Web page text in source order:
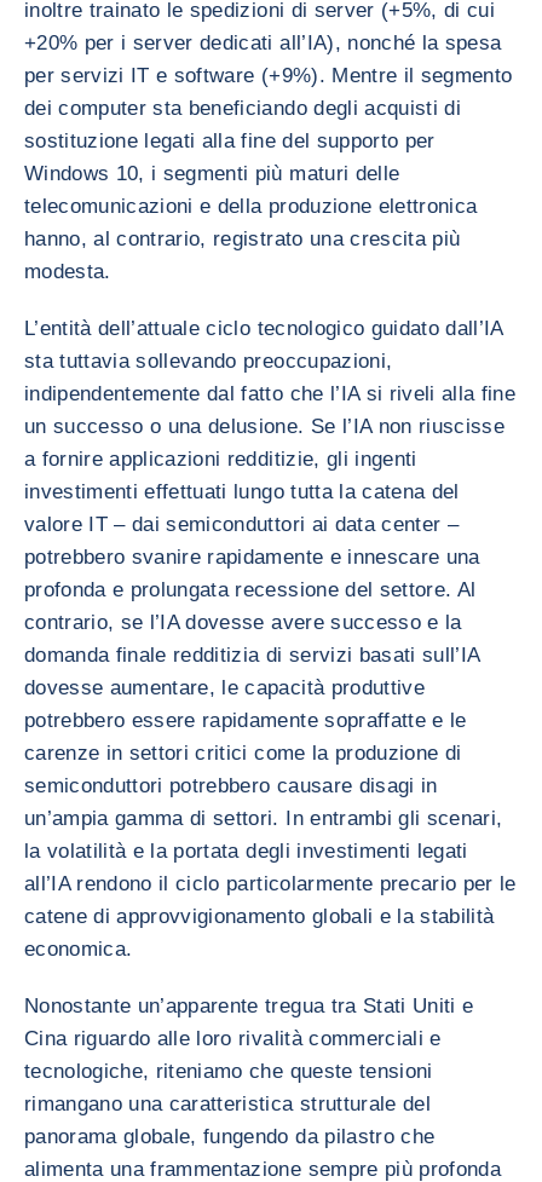
inoltre trainato le spedizioni di server (+5%, di cui
+20% per i server dedicati all’IA), nonché la spesa
per servizi IT e software (+9%). Mentre il segmento
dei computer sta beneficiando degli acquisti di
sostituzione legati alla fine del supporto per
Windows 10, i segmenti più maturi delle
telecomunicazioni e della produzione elettronica
hanno, al contrario, registrato una crescita più
modesta.
L’entità dell’attuale ciclo tecnologico guidato dall’IA
sta tuttavia sollevando preoccupazioni,
indipendentemente dal fatto che l’IA si riveli alla fine
un successo o una delusione. Se l’IA non riuscisse
a fornire applicazioni redditizie, gli ingenti
investimenti effettuati lungo tutta la catena del
valore IT – dai semiconduttori ai data center –
potrebbero svanire rapidamente e innescare una
profonda e prolungata recessione del settore. Al
contrario, se l’IA dovesse avere successo e la
domanda finale redditizia di servizi basati sull’IA
dovesse aumentare, le capacità produttive
potrebbero essere rapidamente sopraffatte e le
carenze in settori critici come la produzione di
semiconduttori potrebbero causare disagi in
un’ampia gamma di settori. In entrambi gli scenari,
la volatilità e la portata degli investimenti legati
all’IA rendono il ciclo particolarmente precario per le
catene di approvvigionamento globali e la stabilità
economica.
Nonostante un’apparente tregua tra Stati Uniti e
Cina riguardo alle loro rivalità commerciali e
tecnologiche, riteniamo che queste tensioni
rimangano una caratteristica strutturale del
panorama globale, fungendo da pilastro che
alimenta una frammentazione sempre più profonda